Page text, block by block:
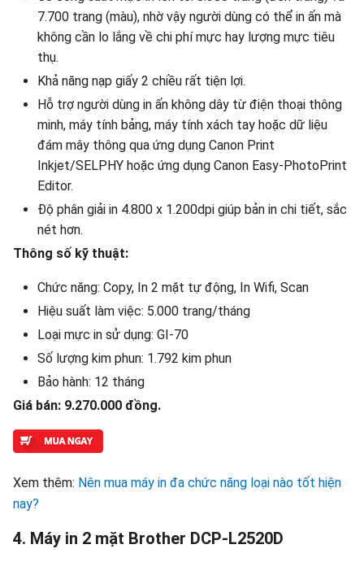
7.700 trang (màu), nhờ vậy người dùng có thể in ấn mà
không cần lo lắng về chi phí mực hay lượng mực tiêu
thụ.
Khả năng nạp giấy 2 chiều rất tiện lợi.
Hỗ trợ người dùng in ấn không dây từ điện thoại thông
minh, máy tính bảng, máy tính xách tay hoặc dữ liệu
đám mây thông qua ứng dụng Canon Print
Inkjet/SELPHY hoặc ứng dụng Canon Easy-PhotoPrint
Editor.
Độ phân giải in 4.800 x 1.200dpi giúp bản in chi tiết, sắc
nét hơn.
Thông số kỹ thuật:
Chức năng: Copy, In 2 mặt tự động, In Wifi, Scan
Hiệu suất làm việc: 5.000 trang/tháng
Loại mực in sử dụng: GI-70
Số lượng kim phun: 1.792 kim phun
Bảo hành: 12 tháng
Giá bán: 9.270.000 đồng.
Xem thêm: Nên mua máy in đa chức năng loại nào tốt hiện
nay?
4. Máy in 2 mặt Brother DCP-L2520D